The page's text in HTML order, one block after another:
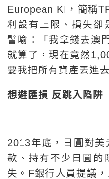
European KI，簡稱
利設有上限、損失卻
譬喻：「我拿錢去澳
就算了，現在竟然
要我把所有資產丟進去
想避匯損 反跳入陷阱
2013年底，日圓對
款、持有不少日圓的
失。F銀行人員提議